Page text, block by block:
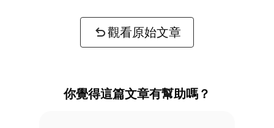
觀看原始文章
你覺得這篇文章有幫助嗎？